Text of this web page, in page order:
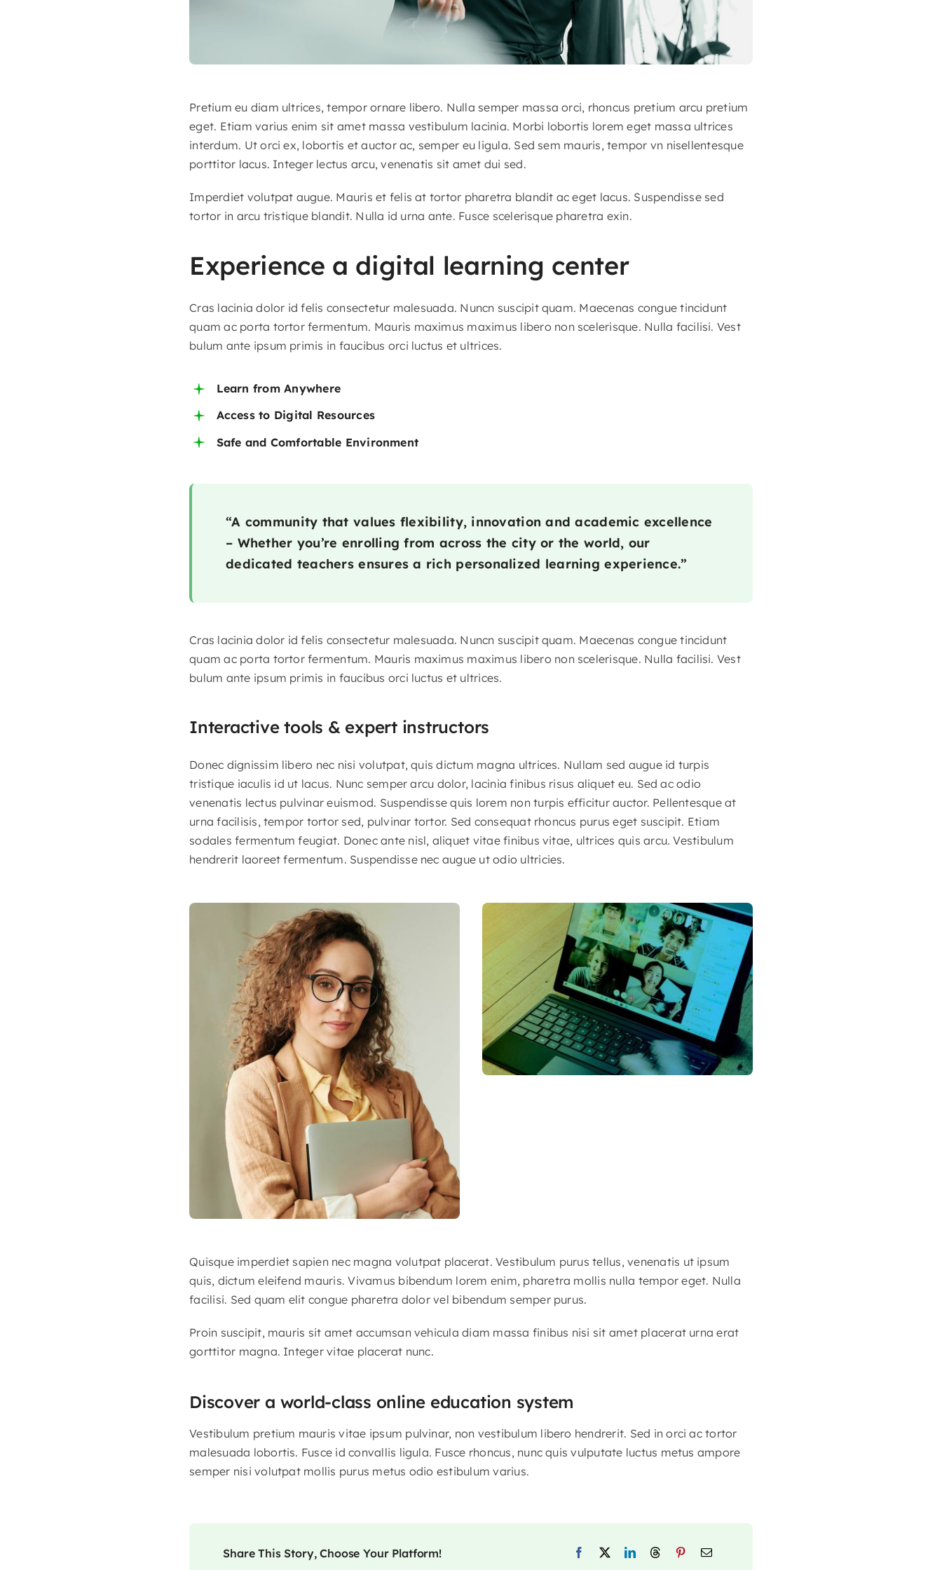
Pretium eu diam ultrices, tempor ornare libero. Nulla semper massa orci, rhoncus pretium arcu pretium
eget. Etiam varius enim sit amet massa vestibulum lacinia. Morbi lobortis lorem eget massa ultrices
interdum. Ut orci ex, lobortis et auctor ac, semper eu ligula. Sed sem mauris, tempor vn nisellentesque
porttitor lacus. Integer lectus arcu, venenatis sit amet dui sed.
Imperdiet volutpat augue. Mauris et felis at tortor pharetra blandit ac eget lacus. Suspendisse sed
tortor in arcu tristique blandit. Nulla id urna ante. Fusce scelerisque pharetra exin.
Experience a digital learning center
Cras lacinia dolor id felis consectetur malesuada. Nuncn suscipit quam. Maecenas congue tincidunt
quam ac porta tortor fermentum. Mauris maximus maximus libero non scelerisque. Nulla facilisi. Vest
bulum ante ipsum primis in faucibus orci luctus et ultrices.
Learn from Anywhere
Access to Digital Resources
Safe and Comfortable Environment
“A community that values flexibility, innovation and academic excellence
– Whether you’re enrolling from across the city or the world, our
dedicated teachers ensures a rich personalized learning experience.”
Cras lacinia dolor id felis consectetur malesuada. Nuncn suscipit quam. Maecenas congue tincidunt
quam ac porta tortor fermentum. Mauris maximus maximus libero non scelerisque. Nulla facilisi. Vest
bulum ante ipsum primis in faucibus orci luctus et ultrices.
Interactive tools & expert instructors
Donec dignissim libero nec nisi volutpat, quis dictum magna ultrices. Nullam sed augue id turpis
tristique iaculis id ut lacus. Nunc semper arcu dolor, lacinia finibus risus aliquet eu. Sed ac odio
venenatis lectus pulvinar euismod. Suspendisse quis lorem non turpis efficitur auctor. Pellentesque at
urna facilisis, tempor tortor sed, pulvinar tortor. Sed consequat rhoncus purus eget suscipit. Etiam
sodales fermentum feugiat. Donec ante nisl, aliquet vitae finibus vitae, ultrices quis arcu. Vestibulum
hendrerit laoreet fermentum. Suspendisse nec augue ut odio ultricies.
Quisque imperdiet sapien nec magna volutpat placerat. Vestibulum purus tellus, venenatis ut ipsum
quis, dictum eleifend mauris. Vivamus bibendum lorem enim, pharetra mollis nulla tempor eget. Nulla
facilisi. Sed quam elit congue pharetra dolor vel bibendum semper purus.
Proin suscipit, mauris sit amet accumsan vehicula diam massa finibus nisi sit amet placerat urna erat
gorttitor magna. Integer vitae placerat nunc.
Discover a world-class online education system
Vestibulum pretium mauris vitae ipsum pulvinar, non vestibulum libero hendrerit. Sed in orci ac tortor
malesuada lobortis. Fusce id convallis ligula. Fusce rhoncus, nunc quis vulputate luctus metus ampore
semper nisi volutpat mollis purus metus odio estibulum varius.
Share This Story, Choose Your Platform!